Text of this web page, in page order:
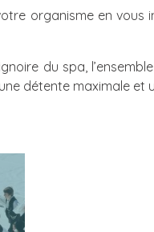
organisme en
du spa,
détente maximale et